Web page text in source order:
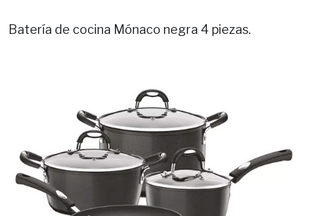
Batería de cocina Mónaco negra 4 piezas.